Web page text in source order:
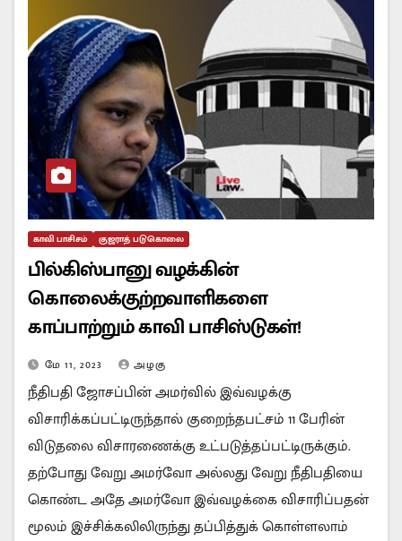
காவி பாசிசம் குஜராத் படுகொலை
பில்கிஸ்பானு வழக்கின்
கொலைக்குற்றவாளிகளை
காப்பாற்றும் காவி பாசிஸ்டுகள்!
மே 11, 2023 அழகு
நீதிபதி ஜோசப்பின் அமர்வில் இவ்வழக்கு
விசாரிக்கப்பட்டிருந்தால் குறைந்தபட்சம் 11 பேரின்
விடுதலை விசாரணைக்கு உட்படுத்தப்பட்டிருக்கும்.
தற்போது வேறு அமர்வோ அல்லது வேறு நீதிபதியை
கொண்ட அதே அமர்வோ இவ்வழக்கை விசாரிப்பதன்
மூலம் இச்சிக்கலிலிருந்து தப்பித்துக் கொள்ளலாம்